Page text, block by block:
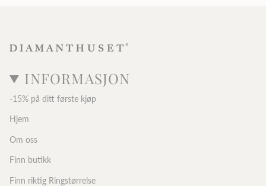
INFORMASJON
-15% på ditt første kjøp
Hjem
Om oss
Finn butikk
Finn riktig Ringstørrelse